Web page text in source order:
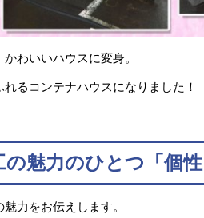
わいいハウスに変身。
るコンテナハウスになりました！
の魅力のひとつ「個
力をお伝えします。